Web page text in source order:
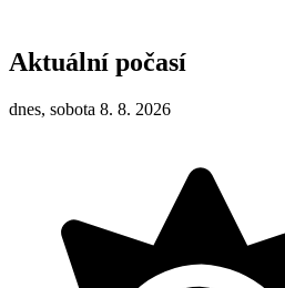
Aktuální počasí
dnes, sobota 8. 8. 2026